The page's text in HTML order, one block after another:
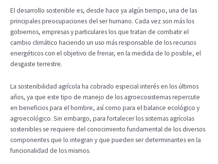
El desarrollo sostenible es, desde hace ya algún tiempo, una de las
principales preocupaciones del ser humano. Cada vez son más los
gobiernos, empresas y particulares los que tratan de combatir el
cambio climático haciendo un uso más responsable de los recursos
energéticos con el objetivo de frenar, en la medida de lo posible, el
desgaste terrestre.
La sostenibilidad agrícola ha cobrado especial interés en los últimos
años, ya que este tipo de manejo de los agroecosistemas repercute
en beneficios para el hombre, así como para el balance ecológico y
agroecológico. Sin embargo, para fortalecer los sistemas agrícolas
sostenibles se requiere del conocimiento fundamental de los diversos
componentes que lo integran y que pueden ser determinantes en la
funcionalidad de los mismos.